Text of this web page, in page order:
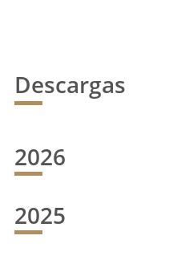
Descargas
2026
2025